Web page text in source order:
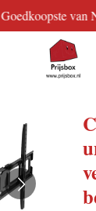
Goedkoopste van